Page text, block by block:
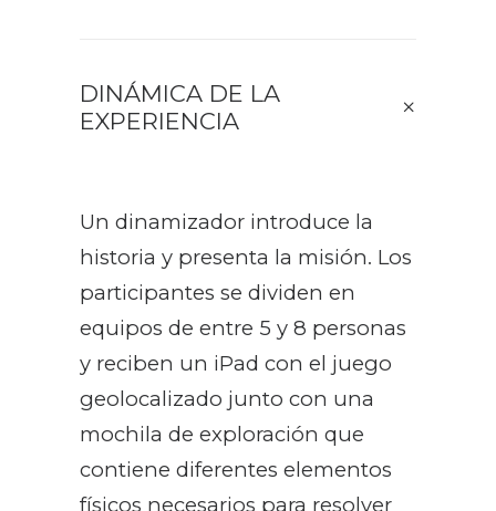
DINÁMICA DE LA
EXPERIENCIA
Un dinamizador introduce la
historia y presenta la misión. Los
participantes se dividen en
equipos de entre 5 y 8 personas
y reciben un iPad con el juego
geolocalizado junto con una
mochila de exploración que
contiene diferentes elementos
físicos necesarios para resolver